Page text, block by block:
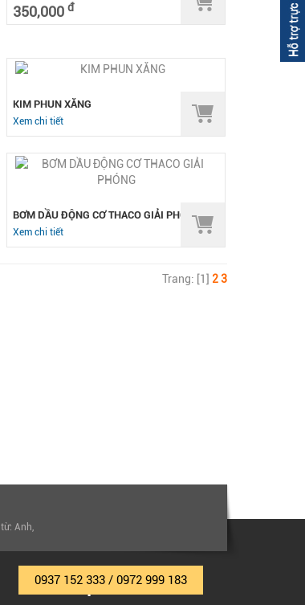
350,000đ
KIM PHUN XĂNG
Xem chi tiết
BƠM DẦU ĐỘNG CƠ THACO GIẢI PHÓNG
Xem chi tiết
Trang: [1] 23
Anh,
0937 152 333 / 0972 999 183
LIÊN HỆ